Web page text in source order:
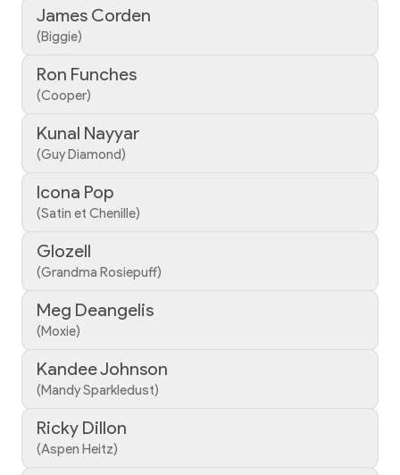
James Corden
(Biggie)
Ron Funches
(Cooper)
Kunal Nayyar
(Guy Diamond)
Icona Pop
(Satin et Chenille)
Glozell
(Grandma Rosiepuff)
Meg Deangelis
(Moxie)
Kandee Johnson
(Mandy Sparkledust)
Ricky Dillon
(Aspen Heitz)